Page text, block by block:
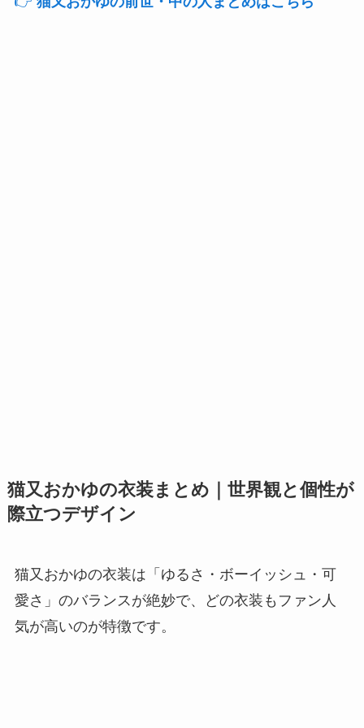
猫又おかゆの衣装まとめ｜世界観と個性が
際立つデザイン
猫又おかゆの衣装は「ゆるさ・ボーイッシュ・可
愛さ」のバランスが絶妙で、どの衣装もファン人
気が高いのが特徴です。